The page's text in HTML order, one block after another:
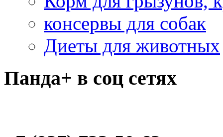
консервы для собак
Диеты для животных
Панда+ в соц сетях